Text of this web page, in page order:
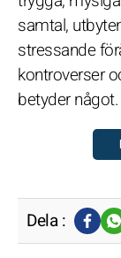
samtal,
stressande
kontroverser
betyder något.
Dela :